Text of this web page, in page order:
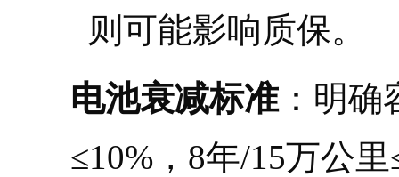
则可能影响质保。
电池衰减标准：明确
≤10%，8年/15万公